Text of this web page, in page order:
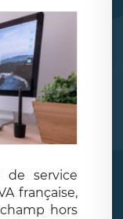
de service
française,
hors